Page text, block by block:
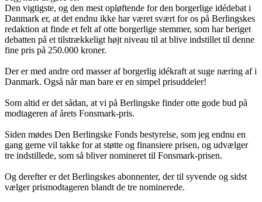
Den vigtigste, og den mest opløftende for den borgerlige idédebat i
Danmark er, at det endnu ikke har været svært for os på Berlingskes
redaktion at finde et felt af otte borgerlige stemmer, som har beriget
debatten på et tilstrækkeligt højt niveau til at blive indstillet til denne
fine pris på 250.000 kroner.
Der er med andre ord masser af borgerlig idékraft at suge næring af i
Danmark. Også når man bare er en simpel prisuddeler!
Som altid er det sådan, at vi på Berlingske finder otte gode bud på
modtageren af årets Fonsmark-pris.
Siden mødes Den Berlingske Fonds bestyrelse, som jeg endnu en
gang gerne vil takke for at støtte og finansiere prisen, og udvælger
tre indstillede, som så bliver nomineret til Fonsmark-prisen.
Og derefter er det Berlingskes abonnenter, der til syvende og sidst
vælger prismodtageren blandt de tre nominerede.